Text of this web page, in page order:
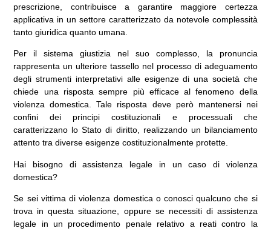
prescrizione, contribuisce a garantire maggiore certezza
applicativa in un settore caratterizzato da notevole complessità
tanto giuridica quanto umana.
Per il sistema giustizia nel suo complesso, la pronuncia
rappresenta un ulteriore tassello nel processo di adeguamento
degli strumenti interpretativi alle esigenze di una società che
chiede una risposta sempre più efficace al fenomeno della
violenza domestica. Tale risposta deve però mantenersi nei
confini dei principi costituzionali e processuali che
caratterizzano lo Stato di diritto, realizzando un bilanciamento
attento tra diverse esigenze costituzionalmente protette.
Hai bisogno di assistenza legale in un caso di violenza
domestica?
Se sei vittima di violenza domestica o conosci qualcuno che si
trova in questa situazione, oppure se necessiti di assistenza
legale in un procedimento penale relativo a reati contro la